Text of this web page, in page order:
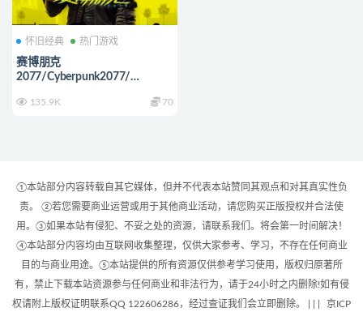
怀旧经典 热门游戏
赛博朋克
2077/Cyberpunk2077/
135.9K 70
①本站部分内容转载自其它媒体，但并不代表本站赞同其观点和对其真实性负
责。 ②若您需要商业运营或用于其他商业活动，请您购买正版授权并合法使
用。③如果本站有侵犯、不妥之处的资源，请联系我们。将会第一时间解决！
④本站部分内容均由互联网收集整理，仅供大家参考、学习，不存在任何商业
目的与商业用途。⑤本站提供的所有资源仅供参考学习使用，版权归原著所
有，禁止下载本站资源参与任何商业和非法行为，请于24小时之内删除!如有侵
权请附上版权证明联系QQ 122606286，经过查证我们会立即删除。 | |
京ICP